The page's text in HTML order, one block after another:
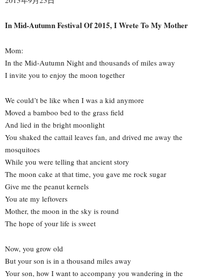
In Mid-Autumn Festival Of 2015, I Wrete To My Mother
Mom:
In the Mid-Autumn Night and thousands of miles away
I invite you to enjoy the moon together
We could’t be like when I was a kid anymore
Moved a bamboo bed to the grass field
And lied in the bright moonlight
You shaked the cattail leaves fan, and drived me away the
mosquitoes
While you were telling that ancient story
The moon cake at that time, you gave me rock sugar
Give me the peanut kernels
You ate my leftovers
Mother, the moon in the sky is round
The hope of your life is sweet
Now, you grow old
But your son is in a thousand miles away
Your son, how I want to accompany you wandering in the